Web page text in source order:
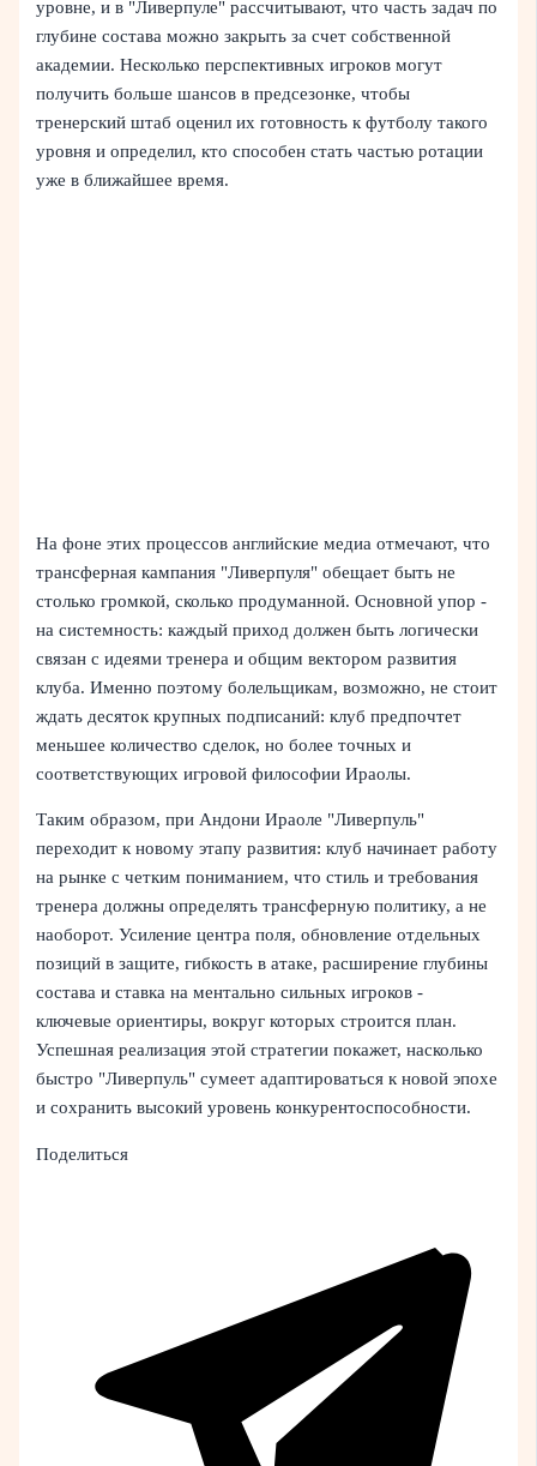
уровне, и в "Ливерпуле" рассчитывают, что часть задач по
глубине состава можно закрыть за счет собственной
академии. Несколько перспективных игроков могут
получить больше шансов в предсезонке, чтобы
тренерский штаб оценил их готовность к футболу такого
уровня и определил, кто способен стать частью ротации
уже в ближайшее время.
На фоне этих процессов английские медиа отмечают, что
трансферная кампания "Ливерпуля" обещает быть не
столько громкой, сколько продуманной. Основной упор -
на системность: каждый приход должен быть логически
связан с идеями тренера и общим вектором развития
клуба. Именно поэтому болельщикам, возможно, не стоит
ждать десяток крупных подписаний: клуб предпочтет
меньшее количество сделок, но более точных и
соответствующих игровой философии Ираолы.
Таким образом, при Андони Ираоле "Ливерпуль"
переходит к новому этапу развития: клуб начинает работу
на рынке с четким пониманием, что стиль и требования
тренера должны определять трансферную политику, а не
наоборот. Усиление центра поля, обновление отдельных
позиций в защите, гибкость в атаке, расширение глубины
состава и ставка на ментально сильных игроков -
ключевые ориентиры, вокруг которых строится план.
Успешная реализация этой стратегии покажет, насколько
быстро "Ливерпуль" сумеет адаптироваться к новой эпохе
и сохранить высокий уровень конкурентоспособности.
Поделиться